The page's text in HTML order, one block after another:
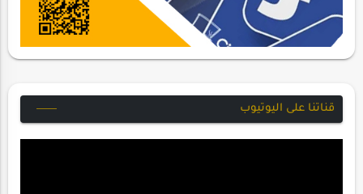
قناتنا على اليوتيوب